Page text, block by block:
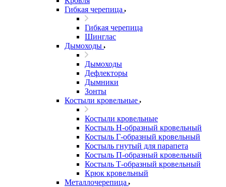
Гибкая черепица
Гибкая черепица
Шинглас
Дымоходы
Дымоходы
Дефлекторы
Дымники
Зонты
Костыли кровельные
Костыли кровельные
Костыль H-образный кровельный
Костыль Г-образный кровельный
Костыль гнутый для парапета
Костыль П-образный кровельный
Костыль Т-образный кровельный
Крюк кровельный
Металлочерепица